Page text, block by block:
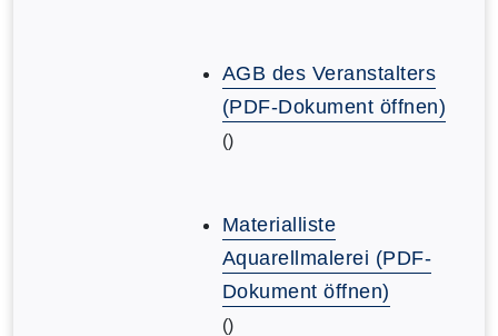
AGB des Veranstalters
(PDF-Dokument öffnen)
()
Materialliste
Aquarellmalerei (PDF-
Dokument öffnen)
()